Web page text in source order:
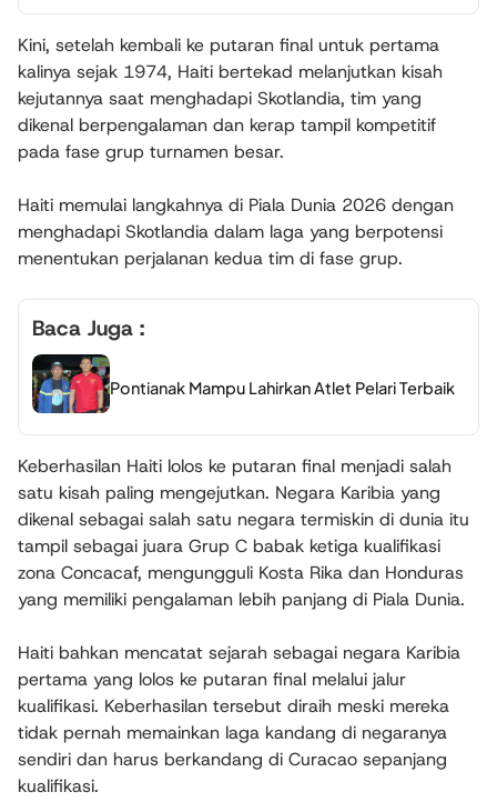
Kini, setelah kembali ke putaran final untuk pertama
kalinya sejak 1974, Haiti bertekad melanjutkan kisah
kejutannya saat menghadapi Skotlandia, tim yang
dikenal berpengalaman dan kerap tampil kompetitif
pada fase grup turnamen besar.
Haiti memulai langkahnya di Piala Dunia 2026 dengan
menghadapi Skotlandia dalam laga yang berpotensi
menentukan perjalanan kedua tim di fase grup.
Baca Juga :
Pontianak Mampu Lahirkan Atlet Pelari Terbaik
Keberhasilan Haiti lolos ke putaran final menjadi salah
satu kisah paling mengejutkan. Negara Karibia yang
dikenal sebagai salah satu negara termiskin di dunia itu
tampil sebagai juara Grup C babak ketiga kualifikasi
zona Concacaf, mengungguli Kosta Rika dan Honduras
yang memiliki pengalaman lebih panjang di Piala Dunia.
Haiti bahkan mencatat sejarah sebagai negara Karibia
pertama yang lolos ke putaran final melalui jalur
kualifikasi. Keberhasilan tersebut diraih meski mereka
tidak pernah memainkan laga kandang di negaranya
sendiri dan harus berkandang di Curacao sepanjang
kualifikasi.